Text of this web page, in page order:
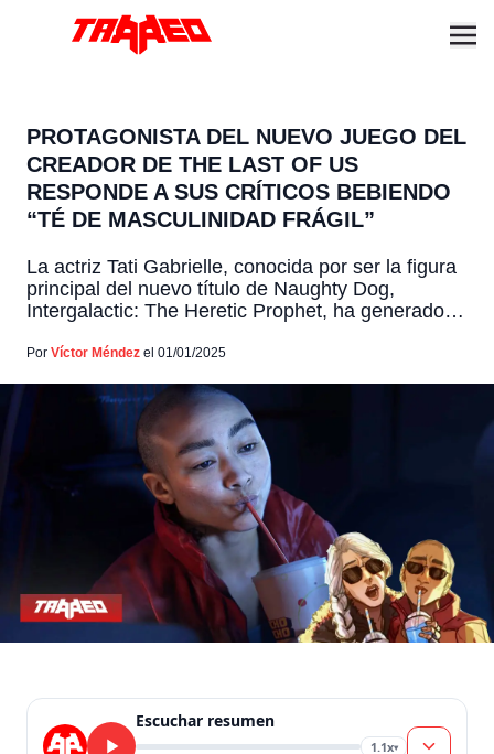
PROTAGONISTA DEL NUEVO JUEGO DEL
CREADOR DE THE LAST OF US
RESPONDE A SUS CRÍTICOS BEBIENDO
“TÉ DE MASCULINIDAD FRÁGIL”
La actriz Tati Gabrielle, conocida por ser la figura
principal del nuevo título de Naughty Dog,
Intergalactic: The Heretic Prophet, ha generado
cuenta personal de X, Gabrielle compartió una
aparece junto a Ciri, de la serie The Witcher.con
Por Víctor Méndez el 01/01/2025
Escuchar resumen
1.1x▾